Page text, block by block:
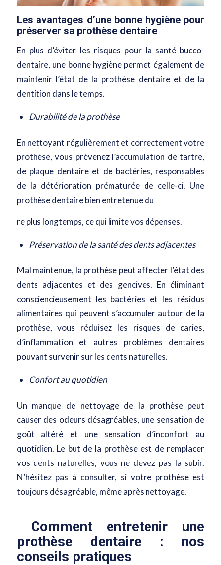
Les avantages d’une bonne hygiène pour
préserver sa prothèse dentaire
En plus d’éviter les risques pour la santé bucco-
dentaire, une bonne hygiène permet également de
maintenir l’état de la prothèse dentaire et de la
dentition dans le temps.
Durabilité de la prothèse
En nettoyant régulièrement et correctement votre
prothèse, vous prévenez l’accumulation de tartre,
de plaque dentaire et de bactéries, responsables
de la détérioration prématurée de celle-ci. Une
prothèse dentaire bien entretenue du
re plus longtemps, ce qui limite vos dépenses.
Préservation de la santé des dents adjacentes
Mal maintenue, la prothèse peut affecter l’état des
dents adjacentes et des gencives. En éliminant
consciencieusement les bactéries et les résidus
alimentaires qui peuvent s’accumuler autour de la
prothèse, vous réduisez les risques de caries,
d’inflammation et autres problèmes dentaires
pouvant survenir sur les dents naturelles.
Confort au quotidien
Un manque de nettoyage de la prothèse peut
causer des odeurs désagréables, une sensation de
goût altéré et une sensation d’inconfort au
quotidien. Le but de la prothèse est de remplacer
vos dents naturelles, vous ne devez pas la subir.
N’hésitez pas à consulter, si votre prothèse est
toujours désagréable, même après nettoyage.
Comment entretenir une
prothèse dentaire : nos
conseils pratiques